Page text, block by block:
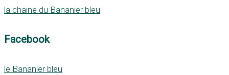
la chaine du Bananier bleu
Facebook
le Bananier bleu